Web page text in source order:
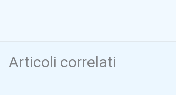
Articoli correlati